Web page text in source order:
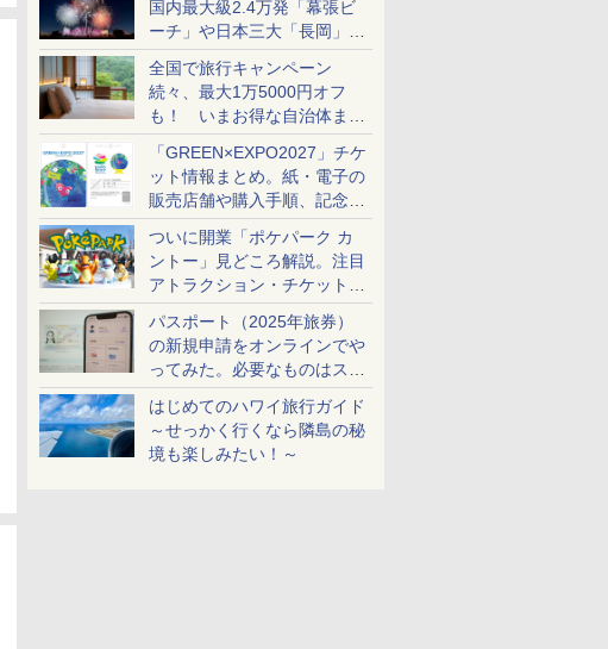
国内最大級2.4万発「幕張ビ
ーチ」や日本三大「長岡」な
ど大型イベント目白押し！
全国で旅行キャンペーン
続々、最大1万5000円オフ
も！ いまお得な自治体まと
め
「GREEN×EXPO2027」チケ
ット情報まとめ。紙・電子の
販売店舗や購入手順、記念チ
ケットも解説
ついに開業「ポケパーク カ
ントー」見どころ解説。注目
アトラクション・チケット手
配・来場前に必要な準備は？
パスポート（2025年旅券）
の新規申請をオンラインでや
ってみた。必要なものはスマ
ホとマイナカードのみ
はじめてのハワイ旅行ガイド
～せっかく行くなら隣島の秘
境も楽しみたい！～